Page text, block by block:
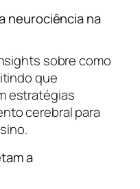
neurociência na
sobre como
que
estratégias
cerebral para
a